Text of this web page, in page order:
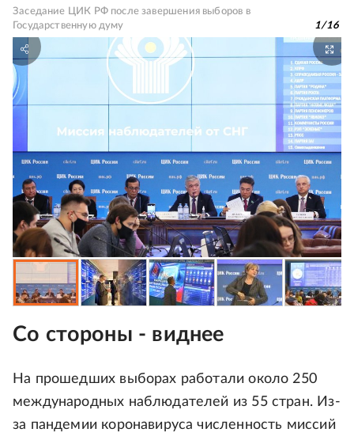
Заседание ЦИК РФ после завершения выборов в
Государственную думу
1/16
Со стороны - виднее
На прошедших выборах работали около 250
международных наблюдателей из 55 стран. Из-
за пандемии коронавируса численность миссий